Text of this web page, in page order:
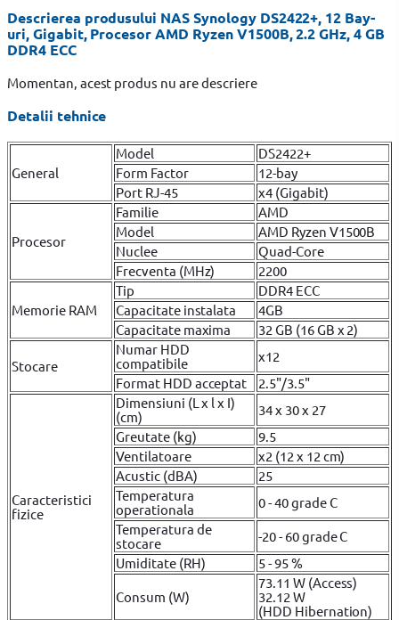
Descrierea produsului NAS Synology DS2422+, 12 Bay-
uri, Gigabit, Procesor AMD Ryzen V1500B, 2.2 GHz, 4 GB
DDR4 ECC
Momentan, acest produs nu are descriere
Detalii tehnice
General
Model
DS2422+
Form Factor
12-bay
Port RJ-45
x4 (Gigabit)
Procesor
Familie
AMD
Model
AMD Ryzen V1500B
Nuclee
Quad-Core
Frecventa (MHz)
2200
Memorie RAM
Tip
DDR4 ECC
Capacitate instalata
4GB
Capacitate maxima
32 GB (16 GB x 2)
Stocare
Numar HDD
compatibile
x12
Format HDD acceptat
2.5"/3.5"
Caracteristici
fizice
Dimensiuni (L x l x I)
(cm)
34 x 30 x 27
Greutate (kg)
9.5
Ventilatoare
x2 (12 x 12 cm)
Acustic (dBA)
25
Temperatura
operationala
0 - 40 grade C
Temperatura de
stocare
-20 - 60 grade C
Umiditate (RH)
5 - 95 %
Consum (W)
73.11 W (Access)
32.12 W
(HDD Hibernation)